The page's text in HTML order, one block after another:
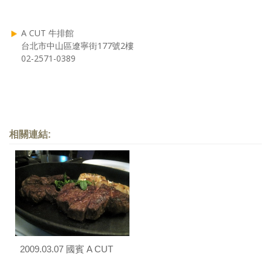
A CUT 牛排館
台北市中山區遼寧街177號2樓
02-2571-0389
相關連結:
2009.03.07 國賓 A CUT